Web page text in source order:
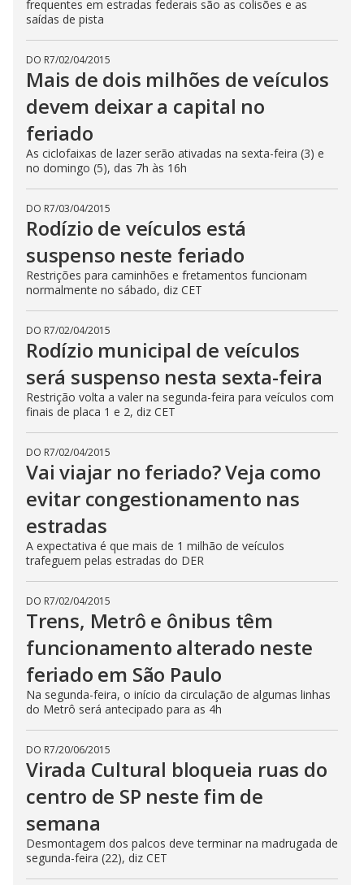
frequentes em estradas federais são as colisões e as
saídas de pista
DO R7/02/04/2015
Mais de dois milhões de veículos
devem deixar a capital no
feriado
As ciclofaixas de lazer serão ativadas na sexta-feira (3) e
no domingo (5), das 7h às 16h
DO R7/03/04/2015
Rodízio de veículos está
suspenso neste feriado
Restrições para caminhões e fretamentos funcionam
normalmente no sábado, diz CET
DO R7/02/04/2015
Rodízio municipal de veículos
será suspenso nesta sexta-feira
Restrição volta a valer na segunda-feira para veículos com
finais de placa 1 e 2, diz CET
DO R7/02/04/2015
Vai viajar no feriado? Veja como
evitar congestionamento nas
estradas
A expectativa é que mais de 1 milhão de veículos
trafeguem pelas estradas do DER
DO R7/02/04/2015
Trens, Metrô e ônibus têm
funcionamento alterado neste
feriado em São Paulo
Na segunda-feira, o início da circulação de algumas linhas
do Metrô será antecipado para as 4h
DO R7/20/06/2015
Virada Cultural bloqueia ruas do
centro de SP neste fim de
semana
Desmontagem dos palcos deve terminar na madrugada de
segunda-feira (22), diz CET